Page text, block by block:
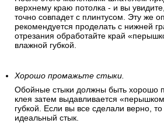
Сначала продавите место
границей потолка. Большим шпателем
плинтусу. Плотно прижмите нахлест
отрежьте обойным ножом. Здесь
шпатель и нож. Нож должен быть
плавным, под небольшим углом к
верхнему краю потолка - и вы увидите,
точно совпадет с плинтусом. Эту же
рекомендуется проделать с нижней
отрезания обработайте край
влажной губкой.